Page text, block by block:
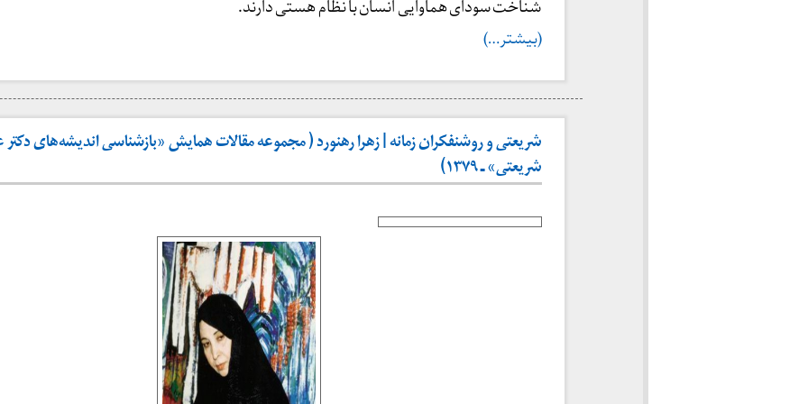
شناخت سودای هماوایی انسان با نظام هستی دارند.
(بیشتر…)
شریعتی و روشنفکران زمانه | زهرا رهنورد ( مجموعه مقالات همایش «بازشناسی اندیشه‌های
شریعتی» ـ ۱۳۷۹)